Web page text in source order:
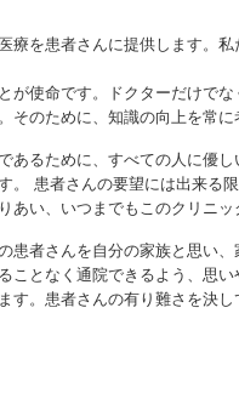
を患者さんに提供します。
が使命です。ドクターだけで
のために、知識の向上を常に
あるために、すべての人に優
。 患者さんの要望には出来る
い、いつまでもこのクリニッ
患者さんを自分の家族と思い
となく通院できるよう、思い
。患者さんの有り難さを決し